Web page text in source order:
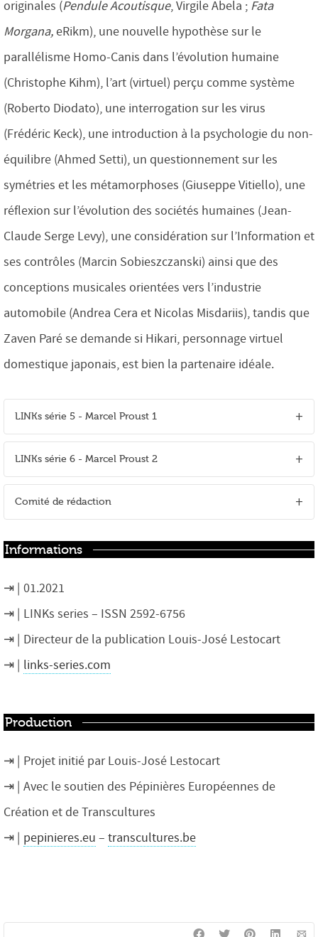
originales (Pendule Acoutisque, Virgile Abela ; Fata
Morgana,eRikm), une nouvelle hypothèse sur le
parallélisme Homo-Canis dans l’évolution humaine
(Christophe Kihm), l’art (virtuel) perçu comme système
(Roberto Diodato), une interrogation sur les virus
(Frédéric Keck), une introduction à la psychologie du non-
équilibre (Ahmed Setti), un questionnement sur les
symétries et les métamorphoses (Giuseppe Vitiello), une
réflexion sur l’évolution des sociétés humaines (Jean-
Claude Serge Levy), une considération sur l’Information et
ses contrôles (Marcin Sobieszczanski) ainsi que des
conceptions musicales orientées vers l’industrie
automobile (Andrea Cera et Nicolas Misdariis), tandis que
Zaven Paré se demande si Hikari, personnage virtuel
domestique japonais, est bien la partenaire idéale.
LINKs série 5 - Marcel Proust 1
LINKs série 6 - Marcel Proust 2
Comité de rédaction
Informations
01.2021
LINKs series – ISSN 2592-6756
Directeur de la publication Louis-José Lestocart
links-series.com
Production
Projet initié par Louis-José Lestocart
Avec le soutien des Pépinières Européennes de
Création et de Transcultures
pepinieres.eu – transcultures.be